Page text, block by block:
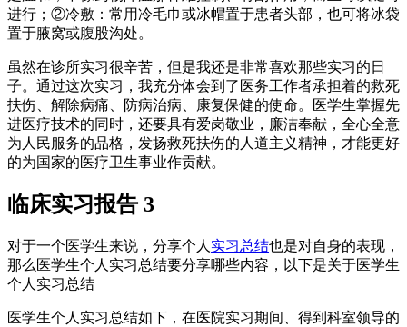
进行；②冷敷：常用冷毛巾或冰帽置于患者头部，也可将冰袋
置于腋窝或腹股沟处。
虽然在诊所实习很辛苦，但是我还是非常喜欢那些实习的日
子。通过这次实习，我充分体会到了医务工作者承担着的救死
扶伤、解除病痛、防病治病、康复保健的使命。医学生掌握先
进医疗技术的同时，还要具有爱岗敬业，廉洁奉献，全心全意
为人民服务的品格，发扬救死扶伤的人道主义精神，才能更好
的为国家的医疗卫生事业作贡献。
临床实习报告 3
对于一个医学生来说，分享个人 实习总结也是对自身的表现，
那么医学生个人实习总结要分享哪些内容，以下是关于医学生
个人实习总结
医学生个人实习总结如下，在医院实习期间、得到科室领导的